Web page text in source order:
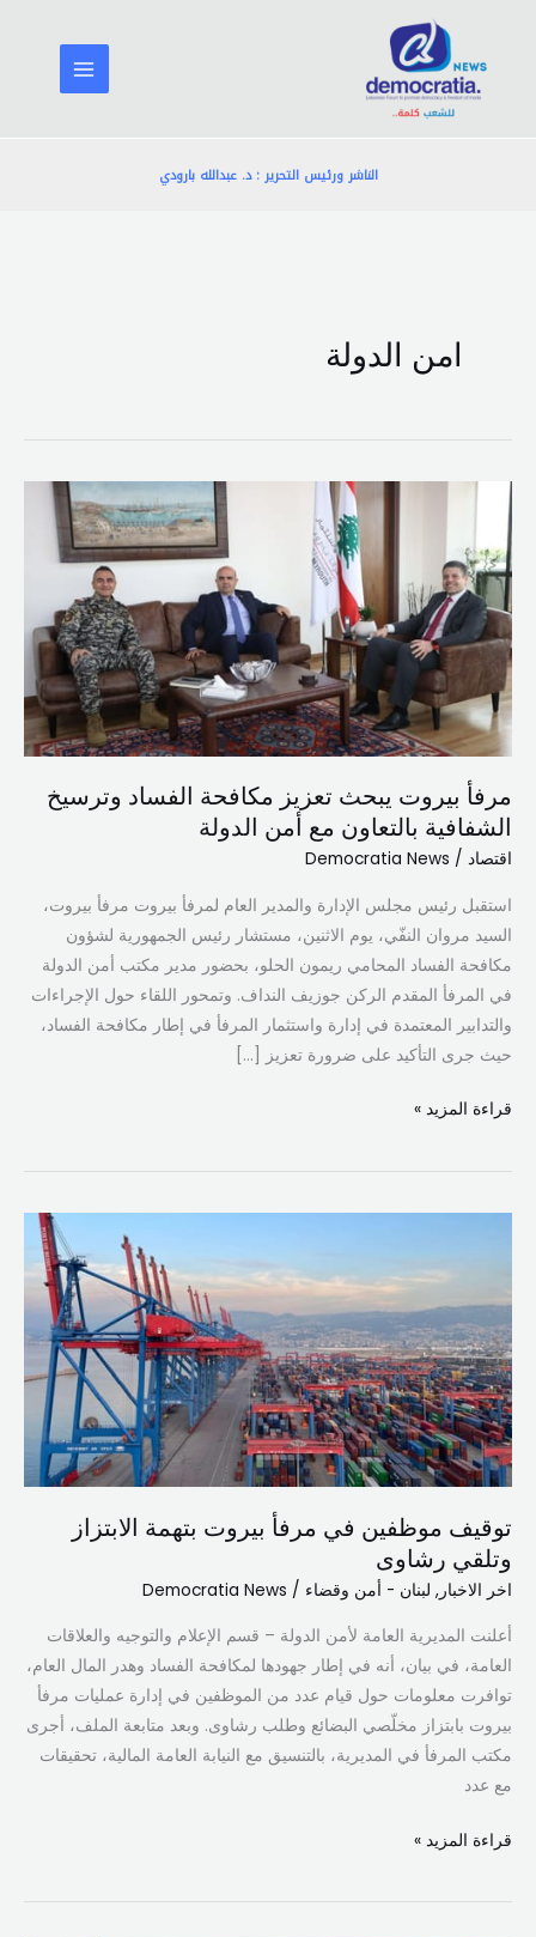
المحتوى
الناشر ورئيس التحرير : د. عبدالله بارودي
امن الدولة
مرفأ بيروت يبحث تعزيز مكافحة الفساد وترسيخ
الشفافية بالتعاون مع أمن الدولة
اقتصاد /
Democratia News
استقبل رئيس مجلس الإدارة والمدير العام لمرفأ بيروت مرفأ بيروت،
السيد مروان النفّي، يوم الاثنين، مستشار رئيس الجمهورية لشؤون
مكافحة الفساد المحامي ريمون الحلو، بحضور مدير مكتب أمن الدولة
في المرفأ المقدم الركن جوزيف النداف. وتمحور اللقاء حول الإجراءات
والتدابير المعتمدة في إدارة واستثمار المرفأ في إطار مكافحة الفساد،
حيث جرى التأكيد على ضرورة تعزيز […]
مرفأ
بيروت
يبحث
تعزيز
مكافحة
الفساد
وترسيخ
الشفافية
بالتعاون
أمن
الدولة
قراءة المزيد »
توقيف موظفين في مرفأ بيروت بتهمة الابتزاز
وتلقي رشاوى
اخر الاخبار , لبنان - أمن وقضاء /
Democratia News
أعلنت المديرية العامة لأمن الدولة – قسم الإعلام والتوجيه والعلاقات
العامة، في بيان، أنه في إطار جهودها لمكافحة الفساد وهدر المال العام،
توافرت معلومات حول قيام عدد من الموظفين في إدارة عمليات مرفأ
بيروت بابتزاز مخلّصي البضائع وطلب رشاوى. وبعد متابعة الملف، أجرى
مكتب المرفأ في المديرية، بالتنسيق مع النيابة العامة المالية، تحقيقات
مع عدد
بيروت
بتهمة
الابتزاز
وتلقي
رشاوى
قراءة المزيد »